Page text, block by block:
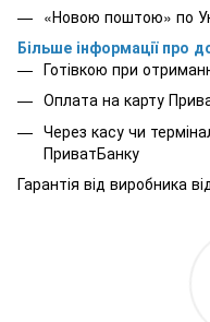
«Новою поштою» по
Більше інформації про
Готівкою при
Оплата на карту
Через касу чи
ПриватБанку
Гарантія від виробника